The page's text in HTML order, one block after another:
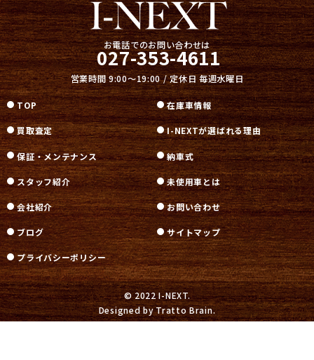
お電話でのお問い合わせは
027-353-4611
営業時間 9:00～19:00 / 定休日 毎週水曜日
TOP 在庫車情報
買取査定 I-NEXTが選ばれる理由
保証・メンテナンス 納車式
スタッフ紹介 未使用車とは
会社紹介 お問い合わせ
ブログ サイトマップ
プライバシーポリシー
© 2022 I-NEXT.
Designed byTratto Brain.